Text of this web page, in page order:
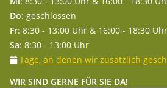
Do: geschlossen
Fr: 8:30 - 13:00 Uhr & 16:00 - 18:30 Uhr
Sa: 8:30 - 13:00 Uhr
Tage, an denen wir zusätzlich
WIR SIND GERNE FÜR SIE DA!